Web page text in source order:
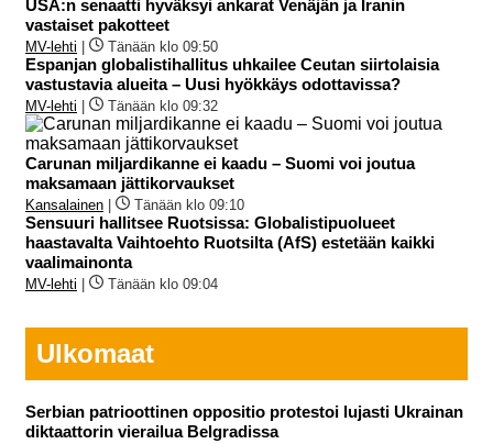
USA:n senaatti hyväksyi ankarat Venäjän ja Iranin
vastaiset pakotteet
MV-lehti Tänään klo 09:50
Espanjan globalistihallitus uhkailee Ceutan siirtolaisia
vastustavia alueita – Uusi hyökkäys odottavissa?
MV-lehti Tänään klo 09:32
Carunan miljardikanne ei kaadu – Suomi voi joutua
maksamaan jättikorvaukset
Kansalainen Tänään klo 09:10
Sensuuri hallitsee Ruotsissa: Globalistipuolueet
haastavalta Vaihtoehto Ruotsilta (AfS) estetään kaikki
vaalimainonta
MV-lehti Tänään klo 09:04
Ulkomaat
Serbian patrioottinen oppositio protestoi lujasti Ukrainan
diktaattorin vierailua Belgradissa